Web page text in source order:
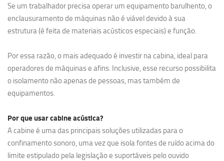
Se um trabalhador precisa operar um equipamento barulhento, o
enclausuramento de máquinas não é viável devido à sua
estrutura (é feita de materiais acústicos especiais) e função.
Por essa razão, o mais adequado é investir na cabina, ideal para
operadores de máquinas e afins. Inclusive, esse recurso possibilita
o isolamento não apenas de pessoas, mas também de
equipamentos.
Por que usar cabine acústica?
A cabine é uma das principais soluções utilizadas para o
confinamento sonoro, uma vez que isola fontes de ruído acima do
limite estipulado pela legislação e suportáveis pelo ouvido